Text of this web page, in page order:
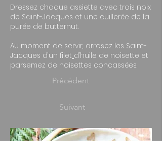
Dressez chaque assiette avec trois noix
de Saint-Jacques et une cuillerée de la
purée de butternut.
Au moment de servir, arrosez les Saint-
Jacques d’un filet d’huile de noisette et
parsemez de noisettes concassées.
Précédent
Suivant